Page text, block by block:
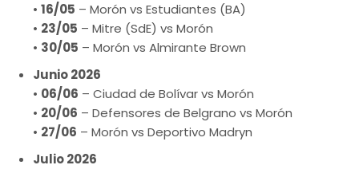
• 16/05 – Morón vs Estudiantes (BA)
• 23/05 – Mitre (SdE) vs Morón
• 30/05 – Morón vs Almirante Brown
Junio 2026
• 06/06 – Ciudad de Bolívar vs Morón
• 20/06 – Defensores de Belgrano vs Morón
• 27/06 – Morón vs Deportivo Madryn
Julio 2026